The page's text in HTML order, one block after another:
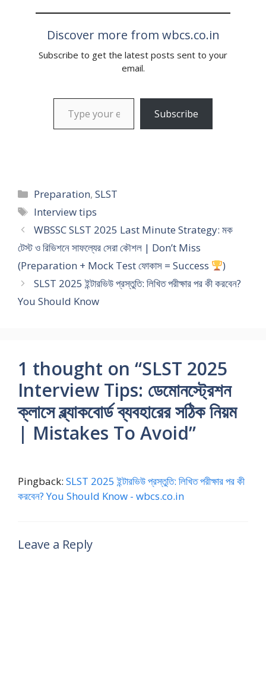
Discover more from wbcs.co.in
Subscribe to get the latest posts sent to your
email.
Subscribe
Preparation,SLST
Interview tips
WBSSC SLST 2025 Last Minute Strategy: মক
টেস্ট ও রিভিশনে সাফল্যের সেরা কৌশল | Don’t Miss
(Preparation + Mock Test ফোকাস = Success
)
SLST 2025 ইন্টারভিউ প্রস্তুতি: লিখিত পরীক্ষার পর কী করবেন?
You Should Know
1 thought on “SLST 2025
Interview Tips: ডেমোনস্ট্রেশন
ক্লাসে ব্ল্যাকবোর্ড ব্যবহারের সঠিক নিয়ম
| Mistakes To Avoid”
Pingback: SLST 2025 ইন্টারভিউ প্রস্তুতি: লিখিত পরীক্ষার পর কী
করবেন? You Should Know - wbcs.co.in
Leave a Reply